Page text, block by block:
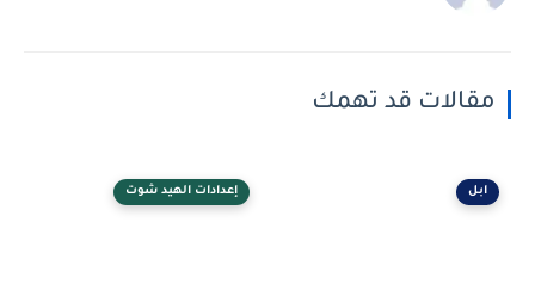
مقالات قد تهمك
ابل إعدادات الهيد شوت